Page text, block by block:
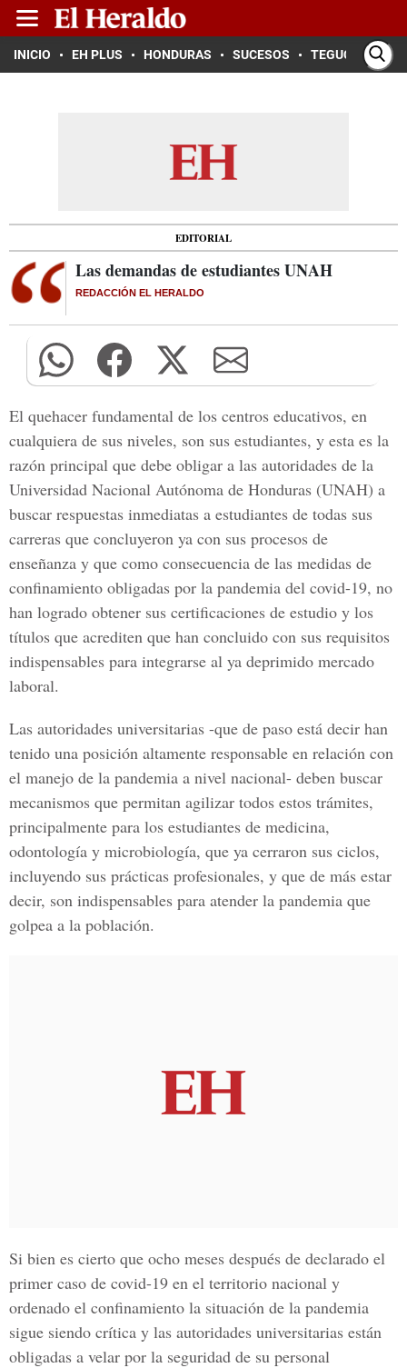
INICIO EH PLUS HONDURAS SUCESOS TEGUCIGALPA
EDITORIAL
Las demandas de estudiantes UNAH
REDACCIÓN EL HERALDO
El quehacer fundamental de los centros educativos, en
cualquiera de sus niveles, son sus estudiantes, y esta es la
razón principal que debe obligar a las autoridades de la
Universidad Nacional Autónoma de Honduras (UNAH) a
buscar respuestas inmediatas a estudiantes de todas sus
carreras que concluyeron ya con sus procesos de
enseñanza y que como consecuencia de las medidas de
confinamiento obligadas por la pandemia del covid-19, no
han logrado obtener sus certificaciones de estudio y los
títulos que acrediten que han concluido con sus requisitos
indispensables para integrarse al ya deprimido mercado
laboral.
Las autoridades universitarias -que de paso está decir han
tenido una posición altamente responsable en relación con
el manejo de la pandemia a nivel nacional- deben buscar
mecanismos que permitan agilizar todos estos trámites,
principalmente para los estudiantes de medicina,
odontología y microbiología, que ya cerraron sus ciclos,
incluyendo sus prácticas profesionales, y que de más estar
decir, son indispensables para atender la pandemia que
golpea a la población.
Si bien es cierto que ocho meses después de declarado el
primer caso de covid-19 en el territorio nacional y
ordenado el confinamiento la situación de la pandemia
sigue siendo crítica y las autoridades universitarias están
obligadas a velar por la seguridad de su personal